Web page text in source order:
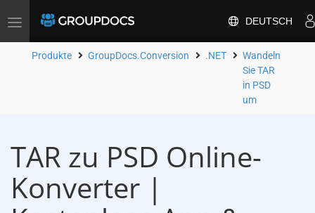
Toggle
DEUTSCH
Produkte GroupDocs.Conversion .NET
Wandeln
Sie TAR
in PSD
um
TAR zu PSD Online-
Konverter |